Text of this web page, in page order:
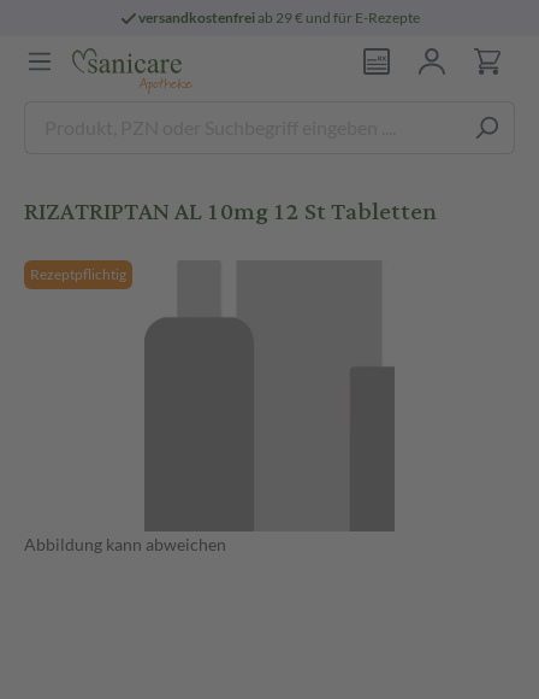
versandkostenfreiab 29 € und für E-Rezepte
RIZATRIPTAN AL 10mg 12 St Tabletten
Rezeptpflichtig
Abbildung kann abweichen